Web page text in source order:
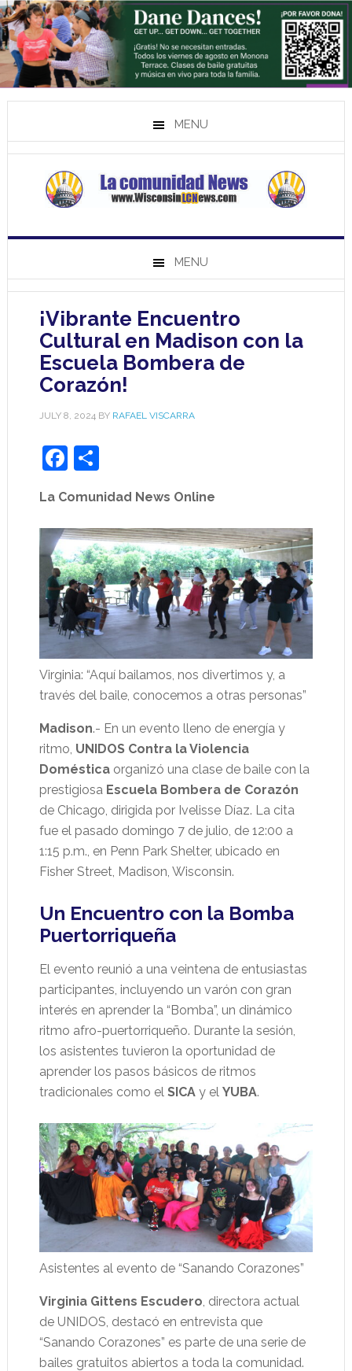
MENU
MENU
¡Vibrante Encuentro
Cultural en Madison con la
Escuela Bombera de
Corazón!
JULY 8, 2024BY RAFAEL VISCARRA
Facebook
Share
La Comunidad News Online
Virginia: “Aquí bailamos, nos divertimos y, a
través del baile, conocemos a otras personas”
Madison.- En un evento lleno de energía y
ritmo, UNIDOS Contra la Violencia
Domésticaorganizó una clase de baile con la
prestigiosa Escuela Bombera de Corazón
de Chicago, dirigida por Ivelisse Díaz. La cita
fue el pasado domingo 7 de julio, de 12:00 a
1:15 p.m., en Penn Park Shelter, ubicado en
Fisher Street, Madison, Wisconsin.
Un Encuentro con la Bomba
Puertorriqueña
El evento reunió a una veintena de entusiastas
participantes, incluyendo un varón con gran
interés en aprender la “Bomba”, un dinámico
ritmo afro-puertorriqueño. Durante la sesión,
los asistentes tuvieron la oportunidad de
aprender los pasos básicos de ritmos
tradicionales como el SICAy el YUBA.
Asistentes al evento de “Sanando Corazones”
Virginia Gittens Escudero, directora actual
de UNIDOS, destacó en entrevista que
“Sanando Corazones” es parte de una serie de
bailes gratuitos abiertos a toda la comunidad.